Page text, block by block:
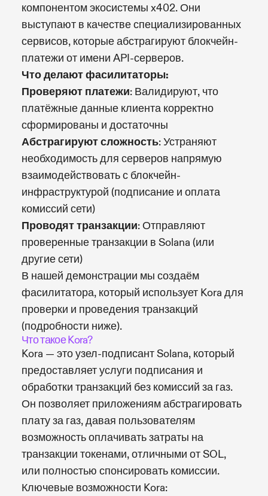
компонентом экосистемы x402. Они
выступают в качестве специализированных
сервисов, которые абстрагируют блокчейн-
платежи от имени API-серверов.
Что делают фасилитаторы:
Проверяют платежи: Валидируют, что
платёжные данные клиента корректно
сформированы и достаточны
Абстрагируют сложность: Устраняют
необходимость для серверов напрямую
взаимодействовать с блокчейн-
инфраструктурой (подписание и оплата
комиссий сети)
Проводят транзакции: Отправляют
проверенные транзакции в Solana (или
другие сети)
В нашей демонстрации мы создаём
фасилитатора, который использует Kora для
проверки и проведения транзакций
(подробности ниже).
Что такое Kora?
Kora — это узел-подписант Solana, который
предоставляет услуги подписания и
обработки транзакций без комиссий за газ.
Он позволяет приложениям абстрагировать
плату за газ, давая пользователям
возможность оплачивать затраты на
транзакции токенами, отличными от SOL,
или полностью спонсировать комиссии.
Ключевые возможности Kora: